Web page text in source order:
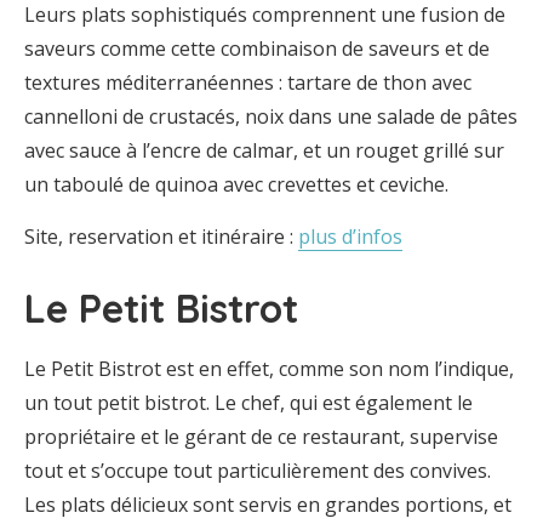
Leurs plats sophistiqués comprennent une fusion de
saveurs comme cette combinaison de saveurs et de
textures méditerranéennes : tartare de thon avec
cannelloni de crustacés, noix dans une salade de pâtes
avec sauce à l’encre de calmar, et un rouget grillé sur
un taboulé de quinoa avec crevettes et ceviche.
Site, reservation et itinéraire : plus d’infos
Le Petit Bistrot
Le Petit Bistrot est en effet, comme son nom l’indique,
un tout petit bistrot. Le chef, qui est également le
propriétaire et le gérant de ce restaurant, supervise
tout et s’occupe tout particulièrement des convives.
Les plats délicieux sont servis en grandes portions, et